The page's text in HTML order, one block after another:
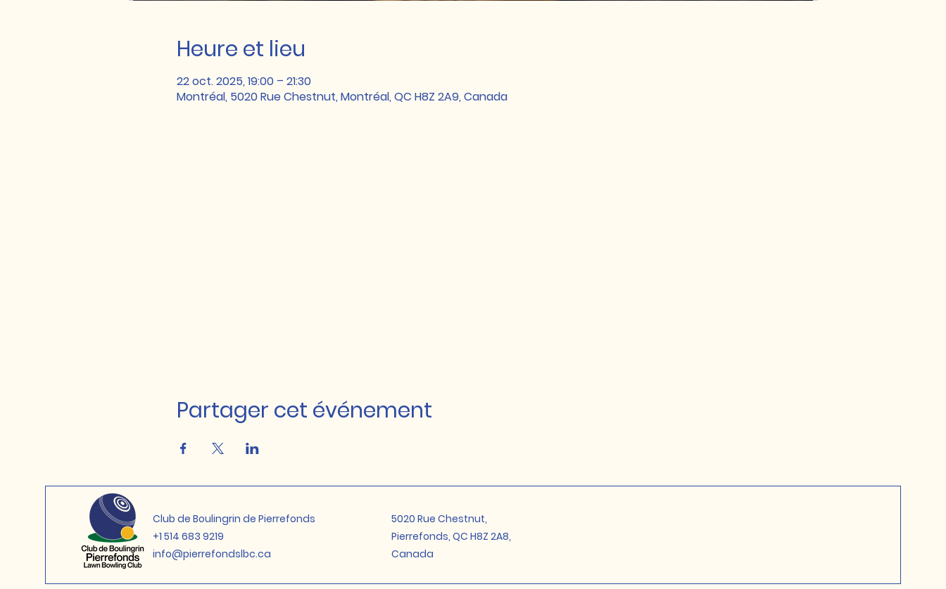
Heure et lieu
22 oct. 2025, 19:00 – 21:30
Montréal, 5020 Rue Chestnut, Montréal, QC H8Z 2A9, Canada
Partager cet événement
Club de Boulingrin de Pierrefonds
+1 514 683 9219
info@pierrefondslbc.ca
5020 Rue Chestnut,
Pierrefonds, QC H8Z 2A8,
Canada